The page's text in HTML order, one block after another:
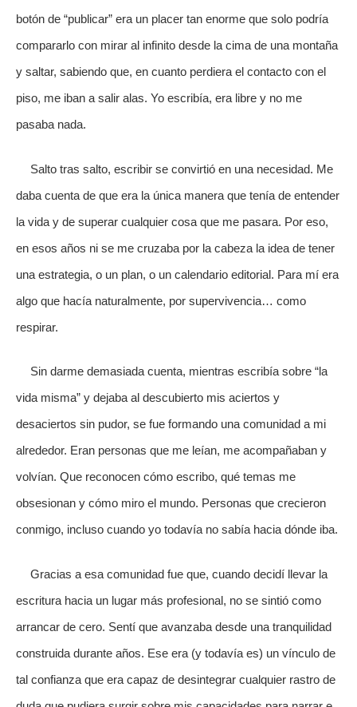
botón de “publicar” era un placer tan enorme que solo podría
compararlo con mirar al infinito desde la cima de una montaña
y saltar, sabiendo que, en cuanto perdiera el contacto con el
piso, me iban a salir alas. Yo escribía, era libre y no me
pasaba nada.
Salto tras salto, escribir se convirtió en una necesidad. Me
daba cuenta de que era la única manera que tenía de entender
la vida y de superar cualquier cosa que me pasara. Por eso,
en esos años ni se me cruzaba por la cabeza la idea de tener
una estrategia, o un plan, o un calendario editorial. Para mí era
algo que hacía naturalmente, por supervivencia… como
respirar.
Sin darme demasiada cuenta, mientras escribía sobre “la
vida misma” y dejaba al descubierto mis aciertos y
desaciertos sin pudor, se fue formando una comunidad a mi
alrededor. Eran personas que me leían, me acompañaban y
volvían. Que reconocen cómo escribo, qué temas me
obsesionan y cómo miro el mundo. Personas que crecieron
conmigo, incluso cuando yo todavía no sabía hacia dónde iba.
Gracias a esa comunidad fue que, cuando decidí llevar la
escritura hacia un lugar más profesional, no se sintió como
arrancar de cero. Sentí que avanzaba desde una tranquilidad
construida durante años. Ese era (y todavía es) un vínculo de
tal confianza que era capaz de desintegrar cualquier rastro de